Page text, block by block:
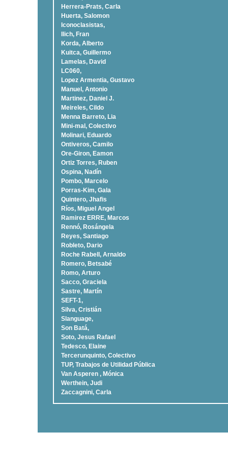
Herrera-Prats, Carla
Huerta, Salomon
Iconoclasistas,
Ilich, Fran
Korda, Alberto
Kuitca, Guillermo
Lamelas, David
LC060,
Lopez Armentia, Gustavo
Manuel, Antonio
Martinez, Daniel J.
Meireles, Cildo
Menna Barreto, Lia
Mini-mal, Colectivo
Molinari, Eduardo
Ontiveros, Camilo
Ore-Giron, Eamon
Ortiz Torres, Ruben
Ospina, Nadí­n
Pombo, Marcelo
Porras-Kim, Gala
Quintero, Jhafis
Rí­os, Miguel Angel
Ramirez ERRE, Marcos
Rennó, Rosángela
Reyes, Santiago
Robleto, Dario
Roche Rabell, Arnaldo
Romero, Betsabé
Romo, Arturo
Sacco, Graciela
Sastre, Martí­n
SEFT-1,
Silva, Cristián
Slanguage,
Son Batá,
Soto, Jesus Rafael
Tedesco, Elaine
Tercerunquinto, Colectivo
TUP, Trabajos de Utilidad Pública
Van Asperen , Mónica
Werthein, Judi
Zaccagnini, Carla